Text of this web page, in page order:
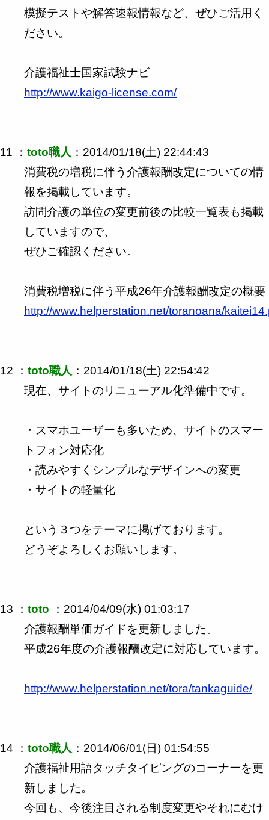
模擬テストや解答速報情報など、ぜひご活用く
ださい。
介護福祉士国家試験ナビ
http://www.kaigo-license.com/
11 ： toto職人 ：2014/01/18(土) 22:44:43
消費税の増税に伴う介護報酬改定についての情
報を掲載しています。
訪問介護の単位の変更前後の比較一覧表も掲載
していますので、
ぜひご確認ください。
消費税増税に伴う平成26年介護報酬改定の概要
http://www.helperstation.net/toranoana/
12 ： toto職人 ：2014/01/18(土) 22:54:42
現在、サイトのリニューアル化準備中です。
・スマホユーザーも多いため、サイトのスマー
トフォン対応化
・読みやすくシンプルなデザインへの変更
・サイトの軽量化
という３つをテーマに掲げております。
どうぞよろしくお願いします。
13 ： toto
：2014/04/09(水) 01:03:17
介護報酬単価ガイドを更新しました。
平成26年度の介護報酬改定に対応しています。
http://www.helperstation.net/tora/tankaguide/
14 ： toto職人 ：2014/06/01(日) 01:54:55
介護福祉用語タッチタイピングのコーナーを更
新しました。
今回も、今後注目される制度変更やそれにむけ